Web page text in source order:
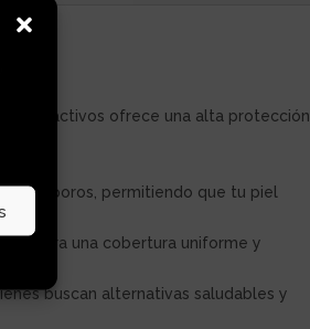
activos ofrece una alta protección
los poros, permitiendo que tu piel
para una cobertura uniforme y
buscan alternativas saludables y